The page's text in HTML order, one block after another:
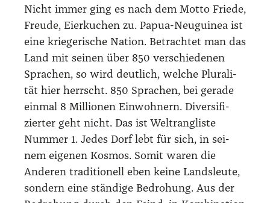
Nicht immer ging es nach dem Mot­to Frie­de,
Freu­de, Eier­ku­chen zu. Papua-Neu­gui­nea ist
eine krie­ge­ri­sche Nati­on. Betrach­tet man das
Land mit sei­nen über 850 ver­schie­de­nen
Spra­chen, so wird deut­lich, wel­che Plu­ra­li­
tät hier herrscht. 850 Spra­chen, bei gera­de
ein­mal 8 Mil­lio­nen Ein­woh­nern. Diver­si­fi­
zier­ter geht nicht. Das ist Welt­rang­lis­te
Num­mer 1. Jedes Dorf lebt für sich, in sei­
nem eige­nen Kos­mos. Somit waren die
Ande­ren tra­di­tio­nell eben kei­ne Lands­leu­te,
son­dern eine stän­di­ge Bedro­hung. Aus der